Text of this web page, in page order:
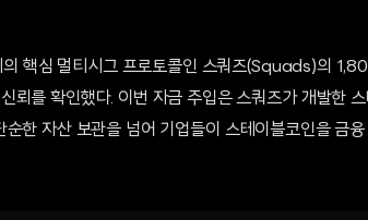
핵심 멀티시그 프로토콜인 스쿼즈(Squads)의
뢰를 확인했다. 이번 자금 주입은 스쿼즈가 개발한
한 자산 보관을 넘어 기업들이 스테이블코인을 금융